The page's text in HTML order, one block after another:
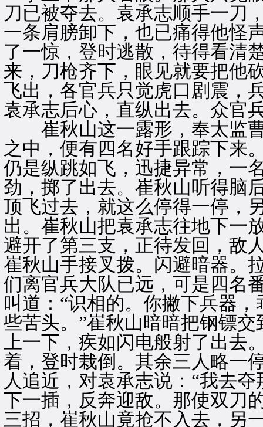
刀已被夺去。袁承志顺手一刀
一条肩膀卸下，也已痛得他怪
了一惊，登时逃散，待得看清
来，刀枪齐下，眼见就要把他
飞出，各官兵只觉虎口剧震，
袁承志后心，直纵出去。众官
崔秋山这一露形，奉太监曹
之中，便有四名好手跟踪下来
仍是纵跳如飞，迅捷异常，一
劲，掷了出去。崔秋山听得脑
顶飞过去，就这么停得一停，
出。崔秋山把袁承志往地下一
避开了第三支，正待发回，敌
崔秋山手接叉拨。闪避暗器。
们离官兵大队已远，可是四名
叫道：“识相的。你撇下兵器
些苦头。”崔秋山暗暗把钢镖
上一下，疾如闪电般射了出去
着，登时栽倒。其余三人略一
人追近，对袁承志说：“我去
下一插，反奔迎敌。那使双刀
三招，崔秋山竟抢不入去，另